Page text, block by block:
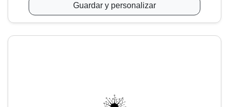
Guardar y personalizar